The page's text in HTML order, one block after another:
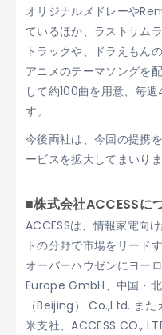
オリジナルメドレーや
ているほか、ラストサム
トラックや、ドラえもん
アニメのテーマソングを
して約100曲を用意、毎
す。
今後両社は、今回の提携
ービスを拡大してまいりま
■株式会社ACCESSに
ACCESSは、情報家電向
トの分野で市場をリード
オーバーハウゼンにヨー
Europe GmbH、中国・
（Beijing） Co.,Ltd. ま
米支社、ACCESS CO.,